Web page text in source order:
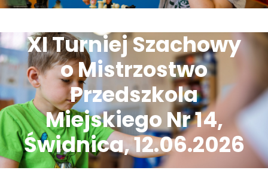
XI Turniej Szachowy
o Mistrzostwo
Przedszkola
Miejskiego Nr 14,
Świdnica, 12.06.2026